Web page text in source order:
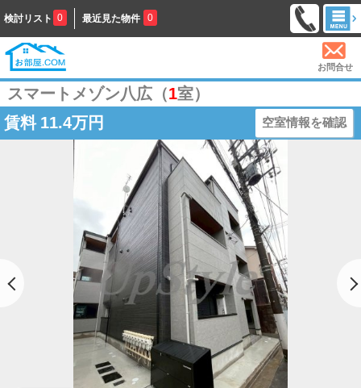
検討リスト 0 最近見た物件 0
お問合せ
スマートメゾン八広（1室）
賃料 11.4万円 空室情報を確認